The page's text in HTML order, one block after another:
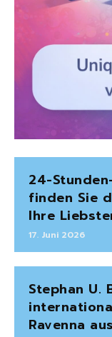
24-
finden Sie
Ihre
17. Juni 2026
Stephan U.
Ravenna